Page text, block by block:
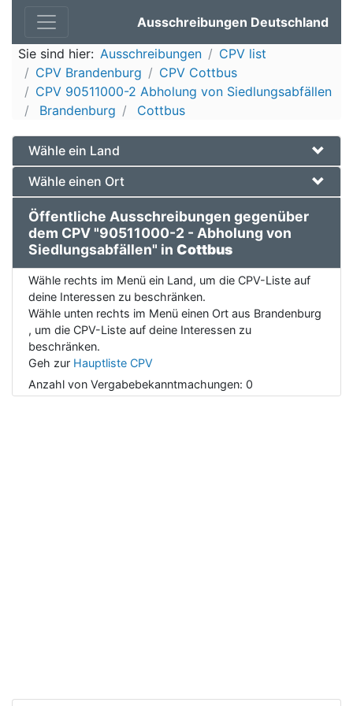
Ausschreibungen Deutschland
Sie sind hier: Ausschreibungen
CPV list
CPV Brandenburg
CPV Cottbus
CPV 90511000-2 Abholung von Siedlungsabfällen
Brandenburg
Cottbus
Wähle ein Land
Wähle einen Ort
Öffentliche Ausschreibungen gegenüber
dem CPV "90511000-2 - Abholung von
Siedlungsabfällen" in Cottbus
Wähle rechts im Menü ein Land, um die CPV-Liste auf
deine Interessen zu beschränken.
Wähle unten rechts im Menü einen Ort aus Brandenburg
, um die CPV-Liste auf deine Interessen zu
beschränken.
Geh zur Hauptliste CPV
Anzahl von Vergabebekanntmachungen: 0